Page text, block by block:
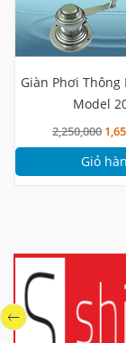
Giàn Phơi Thông
Model
2,250,000
Giỏ